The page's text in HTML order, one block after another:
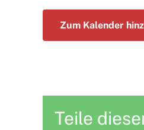
Zum Kalender
Teile